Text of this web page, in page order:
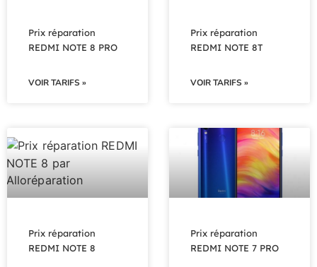
Prix réparation
REDMI NOTE 8 PRO
VOIR TARIFS »
Prix réparation
REDMI NOTE 8T
VOIR TARIFS »
Prix réparation
REDMI NOTE 8
Prix réparation
REDMI NOTE 7 PRO